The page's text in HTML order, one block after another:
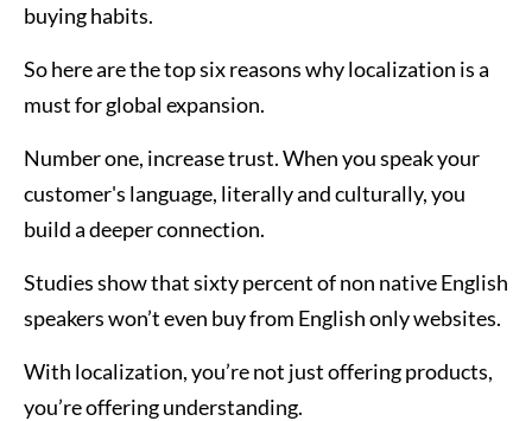
buying habits.
So here are the top six reasons why localization is a
must for global expansion.
Number one, increase trust. When you speak your
customer's language, literally and culturally, you
build a deeper connection.
Studies show that sixty percent of non native English
speakers won’t even buy from English only websites.
With localization, you’re not just offering products,
you’re offering understanding.